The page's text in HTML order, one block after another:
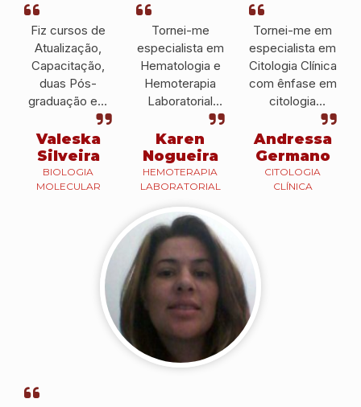
Fiz cursos de
Atualização,
Capacitação,
duas Pós-
graduação em
Hematologia e
Hemoterapia e
Biologia
Molecular que
me ajudaram a
prestar um bom
Valeska
Silveira
BIOLOGIA
MOLECULAR
Tornei-me
especialista em
Hematologia e
Hemoterapia
Laboratorial
pelo IPESSP e
atualmente, sou
docente do
IPESSP e
também em
outras
instituições.
Karen
Nogueira
HEMOTERAPIA
LABORATORIAL
Tornei-me em
especialista em
Citologia Clínica
com ênfase em
citologia
cérvico-vaginal
pelo IPESSP e
atualmente é
Histotécnica no
Hospital
Andressa
Germano
CITOLOGIA
CLÍNICA